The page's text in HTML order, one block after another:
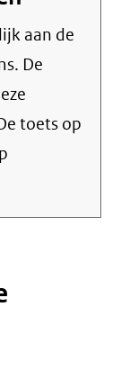
aan de
De
toets op